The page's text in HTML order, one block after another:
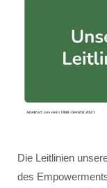
Die Leitlinien
des